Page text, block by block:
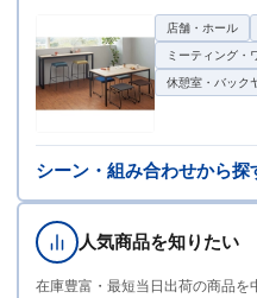
店舗・ホール
ミーティング・
休憩室・バック
シーン・組み合わせから探
人気商品を知りたい
在庫豊富・最短当日出荷の商品